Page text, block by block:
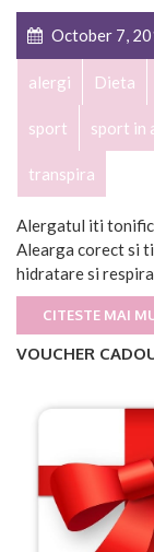
October 7,
alergi Dieta
sport sport in
transpira
Alergatul iti
Alearga corect si
hidratare si
CITESTE MAI
VOUCHER